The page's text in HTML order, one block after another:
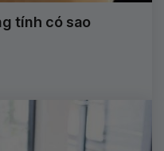
tính có sao